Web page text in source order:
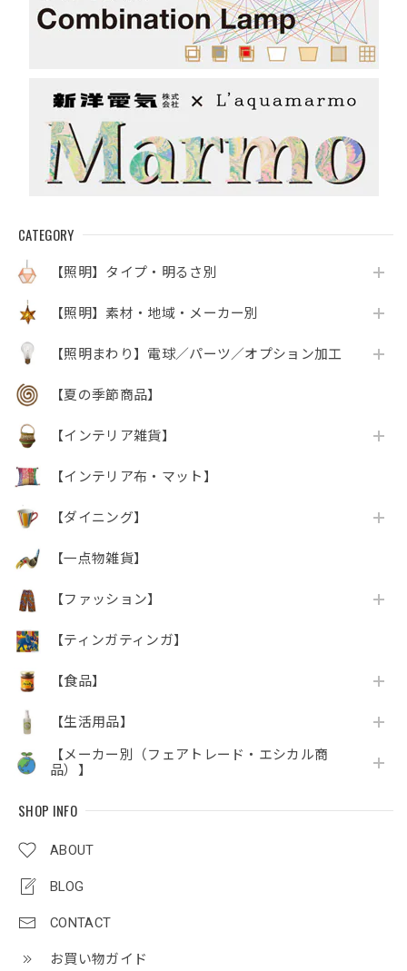
CATEGORY
【照明】タイプ・明るさ別
【照明】素材・地域・メーカー別
【照明まわり】電球／パーツ／オプション加工
【夏の季節商品】
【インテリア雑貨】
【インテリア布・マット】
【ダイニング】
【一点物雑貨】
【ファッション】
【ティンガティンガ】
【食品】
【生活用品】
【メーカー別（フェアトレード・エシカル商
品）】
SHOP INFO
ABOUT
BLOG
CONTACT
お買い物ガイド